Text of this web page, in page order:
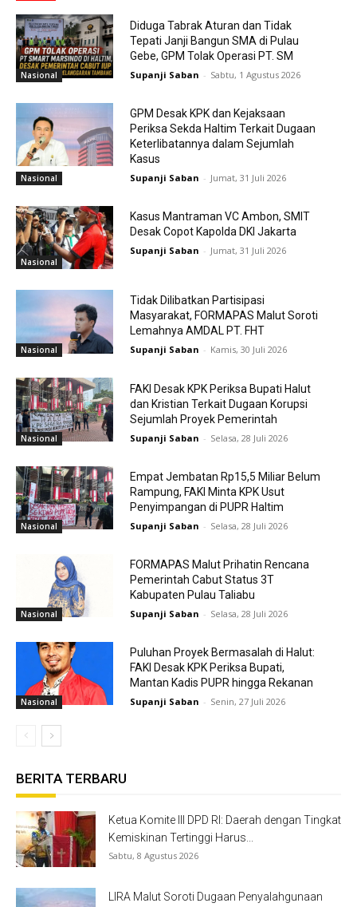
Nasional
Diduga Tabrak Aturan dan Tidak
Tepati Janji Bangun SMA di Pulau
Gebe, GPM Tolak Operasi PT. SM
Supanji Saban - Sabtu, 1 Agustus 2026
Nasional
GPM Desak KPK dan Kejaksaan
Periksa Sekda Haltim Terkait Dugaan
Keterlibatannya dalam Sejumlah
Kasus
Supanji Saban - Jumat, 31 Juli 2026
Nasional
Kasus Mantraman VC Ambon, SMIT
Desak Copot Kapolda DKI Jakarta
Supanji Saban - Jumat, 31 Juli 2026
Nasional
Tidak Dilibatkan Partisipasi
Masyarakat, FORMAPAS Malut Soroti
Lemahnya AMDAL PT. FHT
Supanji Saban - Kamis, 30 Juli 2026
Nasional
FAKI Desak KPK Periksa Bupati Halut
dan Kristian Terkait Dugaan Korupsi
Sejumlah Proyek Pemerintah
Supanji Saban - Selasa, 28 Juli 2026
Nasional
Empat Jembatan Rp15,5 Miliar Belum
Rampung, FAKI Minta KPK Usut
Penyimpangan di PUPR Haltim
Supanji Saban - Selasa, 28 Juli 2026
Nasional
FORMAPAS Malut Prihatin Rencana
Pemerintah Cabut Status 3T
Kabupaten Pulau Taliabu
Supanji Saban - Selasa, 28 Juli 2026
Nasional
Puluhan Proyek Bermasalah di Halut:
FAKI Desak KPK Periksa Bupati,
Mantan Kadis PUPR hingga Rekanan
Supanji Saban - Senin, 27 Juli 2026
BERITA TERBARU
Ketua Komite III DPD RI: Daerah dengan Tingkat
Kemiskinan Tertinggi Harus...
Sabtu, 8 Agustus 2026
LIRA Malut Soroti Dugaan Penyalahgunaan